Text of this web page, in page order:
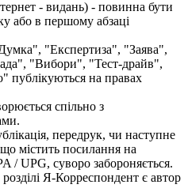
- видань) - повинна бути
або в першому абзаці
"Експертиза", "Заява",
"Вибори", "Тест-драйв",
на правах
спільно з
передрук, чи наступне
містить посилання на
/ UPG, суворо забороняється.
Я-Корреспондент є автор